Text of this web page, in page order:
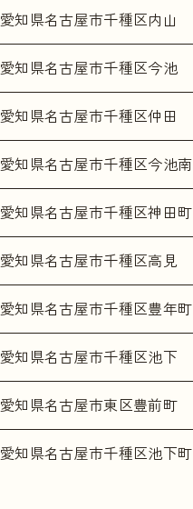
愛知県名古屋市千種区内山
愛知県名古屋市千種区今池
愛知県名古屋市千種区仲田
愛知県名古屋市千種区今池南
愛知県名古屋市千種区神田町
愛知県名古屋市千種区高見
愛知県名古屋市千種区豊年町
愛知県名古屋市千種区池下
愛知県名古屋市東区豊前町
愛知県名古屋市千種区池下町